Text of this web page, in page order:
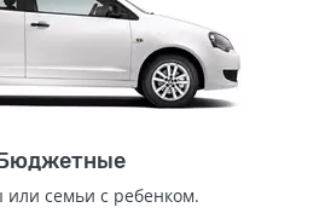
семьи с ребенком.